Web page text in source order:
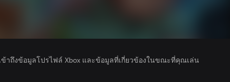
ข้าถึงข้อมูลโปรไฟล์ Xbox และข้อมูลที่เกี่ยวข้องในขณะที่คุณเล่น